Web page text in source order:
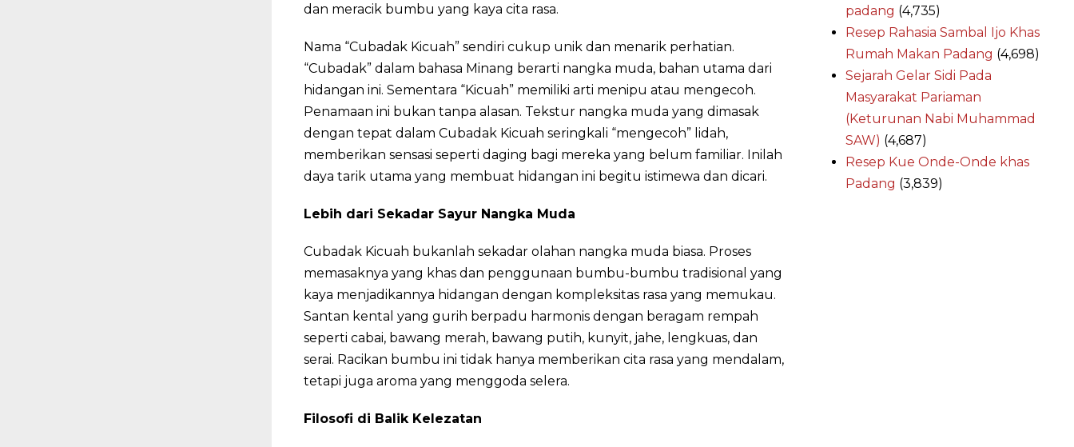
dan meracik bumbu yang kaya cita rasa.
Nama “Cubadak Kicuah” sendiri cukup unik dan menarik perhatian.
“Cubadak” dalam bahasa Minang berarti nangka muda, bahan utama dari
hidangan ini. Sementara “Kicuah” memiliki arti menipu atau mengecoh.
Penamaan ini bukan tanpa alasan. Tekstur nangka muda yang dimasak
dengan tepat dalam Cubadak Kicuah seringkali “mengecoh” lidah,
memberikan sensasi seperti daging bagi mereka yang belum familiar. Inilah
daya tarik utama yang membuat hidangan ini begitu istimewa dan dicari.
Lebih dari Sekadar Sayur Nangka Muda
Cubadak Kicuah bukanlah sekadar olahan nangka muda biasa. Proses
memasaknya yang khas dan penggunaan bumbu-bumbu tradisional yang
kaya menjadikannya hidangan dengan kompleksitas rasa yang memukau.
Santan kental yang gurih berpadu harmonis dengan beragam rempah
seperti cabai, bawang merah, bawang putih, kunyit, jahe, lengkuas, dan
serai. Racikan bumbu ini tidak hanya memberikan cita rasa yang mendalam,
tetapi juga aroma yang menggoda selera.
Filosofi di Balik Kelezatan
padang (4,735)
Resep Rahasia Sambal Ijo Khas
Rumah Makan Padang (4,698)
Sejarah Gelar Sidi Pada
Masyarakat Pariaman
(Keturunan Nabi Muhammad
SAW) (4,687)
Resep Kue Onde-Onde khas
Padang (3,839)